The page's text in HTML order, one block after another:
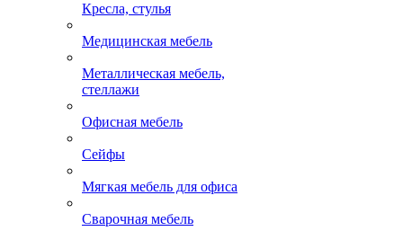
Кресла, стулья
Медицинская мебель
Металлическая мебель,
стеллажи
Офисная мебель
Сейфы
Мягкая мебель для офиса
Сварочная мебель